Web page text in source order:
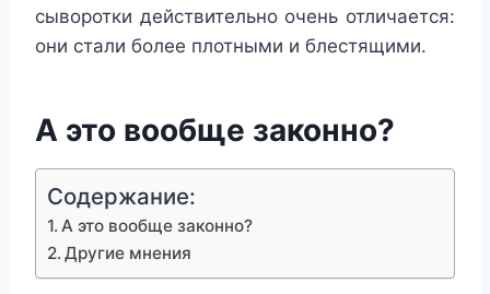
сыворотки действительно очень отличается:
они стали более плотными и блестящими.
А это вообще законно?
Содержание:
А это вообще законно?
Другие мнения